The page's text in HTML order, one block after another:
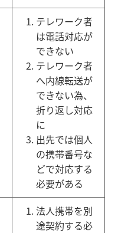
テレワーク者
は電話対応が
できない
テレワーク者
へ内線転送が
できない為、
折り返し対応
に
出先では個人
の携帯番号な
どで対応する
必要がある
法人携帯を別
途契約する必